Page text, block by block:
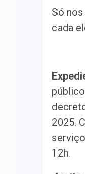
Só
cada
2025.
12h.